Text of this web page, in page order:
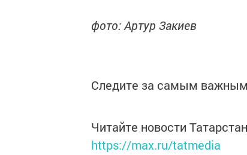
фото: Артур Закиев
Следите за самым
Читайте новости
https://max.ru/tatmedia